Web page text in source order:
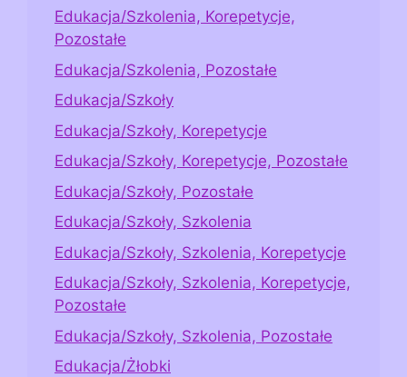
Edukacja/Szkolenia, Korepetycje,
Pozostałe
Edukacja/Szkolenia, Pozostałe
Edukacja/Szkoły
Edukacja/Szkoły, Korepetycje
Edukacja/Szkoły, Korepetycje, Pozostałe
Edukacja/Szkoły, Pozostałe
Edukacja/Szkoły, Szkolenia
Edukacja/Szkoły, Szkolenia, Korepetycje
Edukacja/Szkoły, Szkolenia, Korepetycje,
Pozostałe
Edukacja/Szkoły, Szkolenia, Pozostałe
Edukacja/Żłobki